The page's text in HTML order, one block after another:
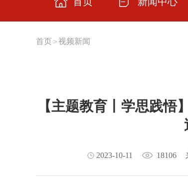
首页>视频新闻
【主题教育丨学思践悟
2023-10-11 18106